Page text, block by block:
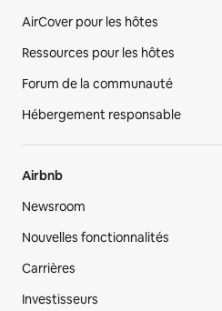
AirCover pour les hôtes
Ressources pour les hôtes
Forum de la communauté
Hébergement responsable
Airbnb
Newsroom
Nouvelles fonctionnalités
Carrières
Investisseurs